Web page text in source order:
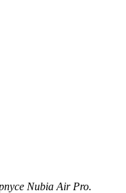
Nubia Air Pro.